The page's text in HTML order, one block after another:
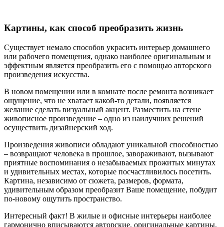
Картины, как способ преобразить жизнь
Существует немало способов украсить интерьер домашнего
или рабочего помещения, однако наиболее оригинальным и
эффектным является преобразить его с помощью авторского
произведения искусства.
В новом помещении или в комнате после ремонта возникает
ощущение, что не хватает какой-то детали, появляется
желание сделать визуальный акцент. Разместить на стене
живописное произведение – одно из наилучших решений
осуществить дизайнерский ход.
Произведения живописи обладают уникальной способностью
– возвращают человека в прошлое, завораживают, вызывают
приятные воспоминания о незабываемых прожитых минутах
и удивительных местах, которые посчастливилось посетить.
Картина, независимо от сюжета, размеров, формата,
удивительным образом преобразит Ваше помещение, побудит
по-новому ощутить пространство.
Интересный факт! В жилые и офисные интерьеры наиболее
гармонично вписываются авторские, оригинальные картины,